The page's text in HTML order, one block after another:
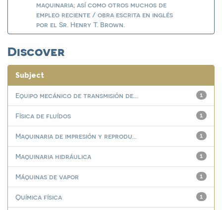
maquinaria; así como otros muchos de
empleo reciente / obra escrita en inglés
por el Sr. Henry T. Brown.
Discover
Subject
1
Equipo mecánico de transmisión de...
1
Física de fluídos
1
Maquinaria de impresión y reprodu...
1
Maquinaria hidráulica
1
Máquinas de vapor
1
Química física